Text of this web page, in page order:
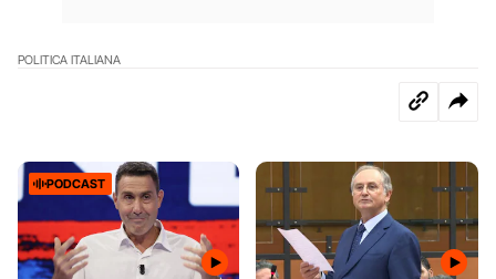
POLITICA ITALIANA
PODCAST